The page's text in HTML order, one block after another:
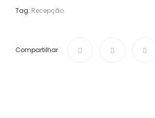
Tag: Recepção
Compartilhar